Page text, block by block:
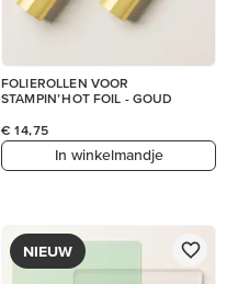
FOLIEROLLEN VOOR
STAMPIN’ HOT FOIL - GOUD
€ 14,75
In winkelmandje
NIEUW